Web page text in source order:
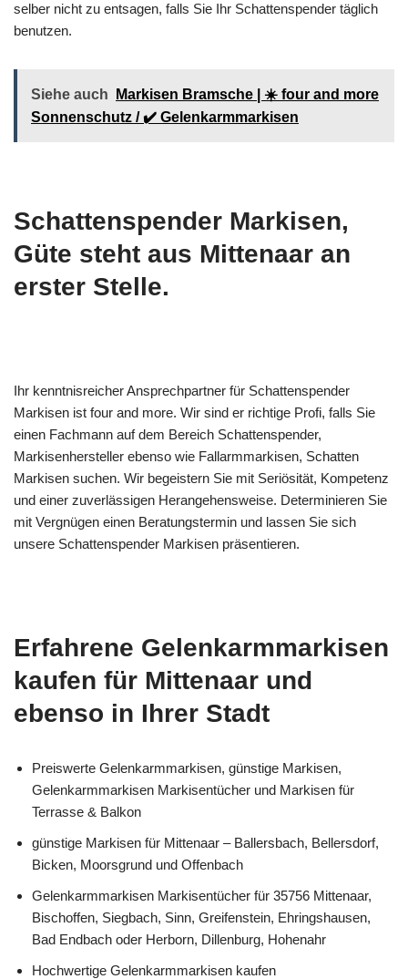
selber nicht zu entsagen, falls Sie Ihr Schattenspender täglich
benutzen.
Siehe auch
Markisen Bramsche | ☀️ four and more
Sonnenschutz / ✔️ Gelenkarmmarkisen
Schattenspender Markisen,
Güte steht aus Mittenaar an
erster Stelle.
Ihr kenntnisreicher Ansprechpartner für Schattenspender
Markisen ist four and more. Wir sind er richtige Profi, falls Sie
einen Fachmann auf dem Bereich Schattenspender,
Markisenhersteller ebenso wie Fallarmmarkisen, Schatten
Markisen suchen. Wir begeistern Sie mit Seriösität, Kompetenz
und einer zuverlässigen Herangehensweise. Determinieren Sie
mit Vergnügen einen Beratungstermin und lassen Sie sich
unsere Schattenspender Markisen präsentieren.
Erfahrene Gelenkarmmarkisen
kaufen für Mittenaar und
ebenso in Ihrer Stadt
Preiswerte Gelenkarmmarkisen, günstige Markisen,
Gelenkarmmarkisen Markisentücher und Markisen für
Terrasse & Balkon
günstige Markisen für Mittenaar – Ballersbach, Bellersdorf,
Bicken, Moorsgrund und Offenbach
Gelenkarmmarkisen Markisentücher für 35756 Mittenaar,
Bischoffen, Siegbach, Sinn, Greifenstein, Ehringshausen,
Bad Endbach oder Herborn, Dillenburg, Hohenahr
Hochwertige Gelenkarmmarkisen kaufen